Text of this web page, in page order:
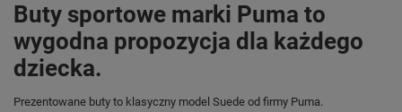
Buty sportowe marki Puma to
wygodna propozycja dla każdego
dziecka.
Prezentowane buty to klasyczny model Suede od firmy Puma.